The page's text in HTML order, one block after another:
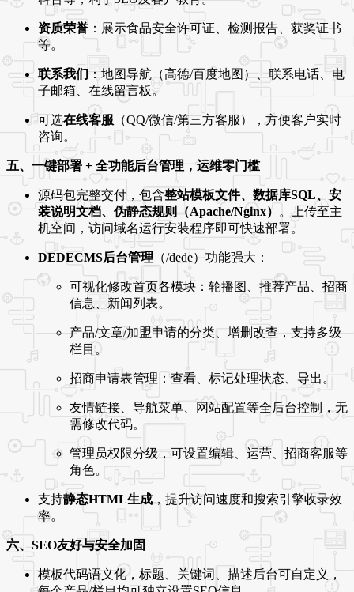
资质荣誉 ：展示食品安全许可证、检测报告、获奖证书
等。
联系我们：地图导航（高德/百度地图）、联系电话、电
子邮箱、在线留言板。
可选在线客服 （QQ/微信/第三方客服），方便客户实时
咨询。
五、一键部署 + 全功能后台管理，运维零门槛
源码包完整交付，包含整站模板文件、数据库SQL、安
装说明文档、伪静态规则（Apache/Nginx） 。上传至主
机空间，访问域名运行安装程序即可快速部署。
DEDECMS后台管理 （/dede）功能强大：
可视化修改首页各模块：轮播图、推荐产品、招商
信息、新闻列表。
产品/文章/加盟申请的分类、增删改查，支持多级
栏目。
招商申请表管理：查看、标记处理状态、导出。
友情链接、导航菜单、网站配置等全后台控制，无
需修改代码。
管理员权限分级，可设置编辑、运营、招商客服等
角色。
支持静态HTML生成，提升访问速度和搜索引擎收录效
率。
六、SEO友好与安全加固
模板代码语义化，标题、关键词、描述后台可自定义，